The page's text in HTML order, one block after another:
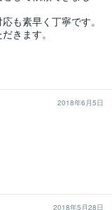
も素早く丁寧です。
きます。
2018年6月5日
2018年5月28日